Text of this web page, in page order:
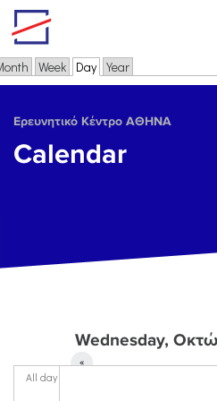
Skip to main content
Primary tabs
Week Day(active tab)
Year
Ερευνητικό Κέντρο ΑΘΗΝΑ
Calendar
Wednesday,
«
All day